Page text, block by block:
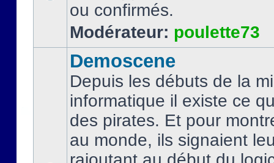
ou confirmés.
Modérateur: poulette73
Demoscene
Depuis les débuts de la
informatique il existe ce
des pirates. Et pour
au monde, ils signaient